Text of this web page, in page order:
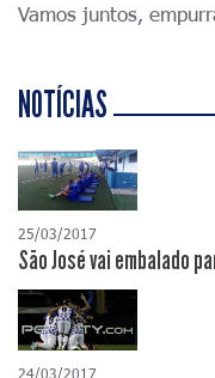
Vamos juntos,
NOTÍCIAS
25/03/2017
São José vai embalado
24/03/2017